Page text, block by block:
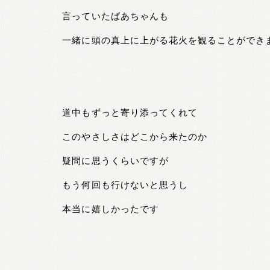
言っていたばあちゃんも
一緒に頭の真上に上がる花火を観ることができ
道中もずっと寄り添ってくれて
このやさしさはどこから来たのか
疑問に思うくらいですが
もう何回も行けないと思うし
本当に嬉しかったです